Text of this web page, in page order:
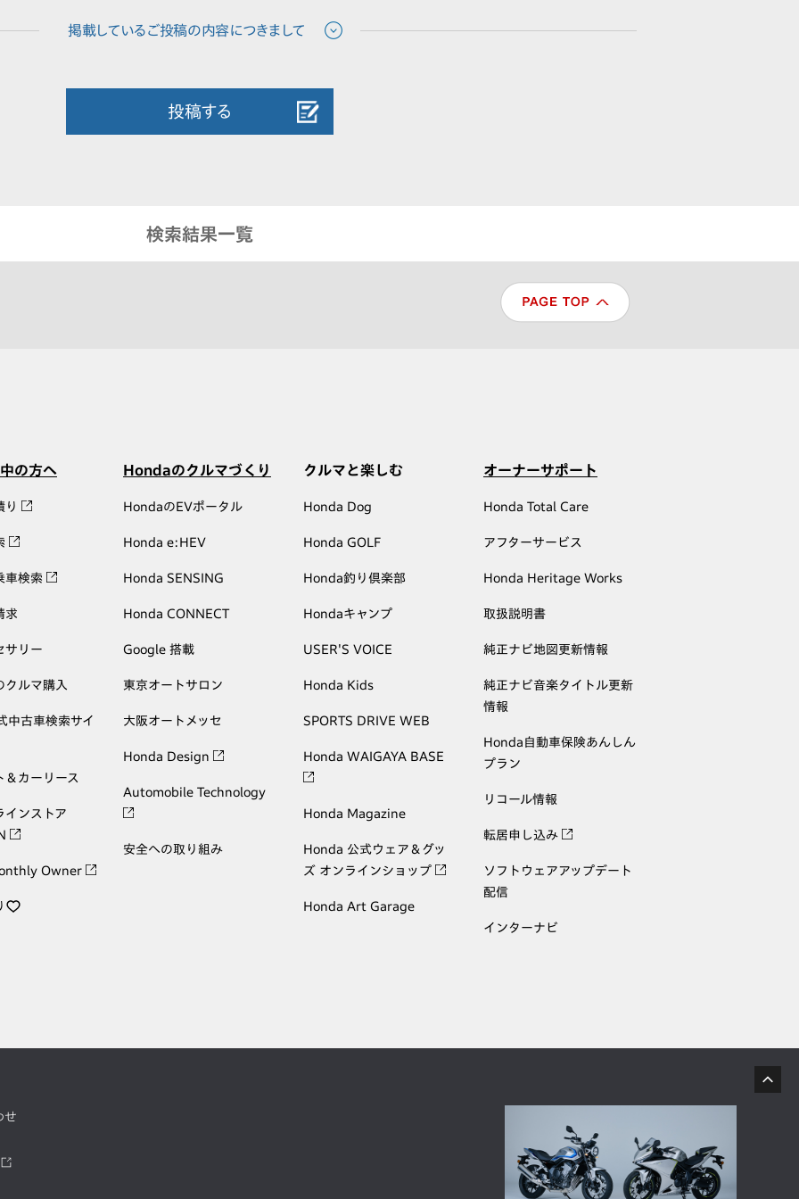
投稿する
検索結果一覧
の方へ
り
車検索
求
サリー
クルマ購入
中古車検索サイ
＆カーリース
インストア
Owner
Hondaのクルマづくり
HondaのEVポータル
Honda e:HEV
Honda SENSING
Honda CONNECT
Google 搭載
東京オートサロン
大阪オートメッセ
Honda Design
Automobile Technology
安全への取り組み
クルマと楽しむ
Honda Dog
Honda GOLF
Honda釣り倶楽部
Hondaキャンプ
USER'S VOICE
Honda Kids
SPORTS DRIVE WEB
Honda WAIGAYA BASE
Honda Magazine
Honda 公式ウェア＆グッ
ズ オンラインショップ
Honda Art Garage
オーナーサポート
Honda Total Care
アフターサービス
Honda Heritage Works
取扱説明書
純正ナビ地図更新情報
純正ナビ音楽タイトル更新
情報
Honda自動車保険あんしん
プラン
リコール情報
転居申し込み
ソフトウェアアップデート
配信
インターナビ
せ